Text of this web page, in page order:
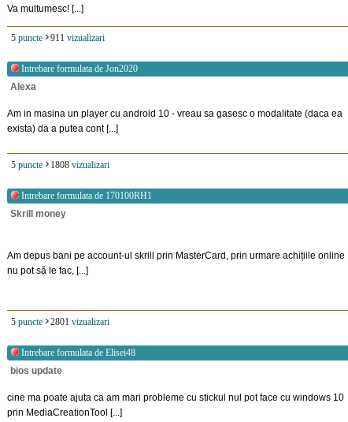
Va multumesc! [...]
5 puncte 911 vizualizari
Intrebare formulata de Jon2020
Alexa
Am in masina un player cu android 10 - vreau sa gasesc o modalitate (daca ea
exista) da a putea cont [...]
5 puncte 1808 vizualizari
Intrebare formulata de 170100RH1
Skrill money
Am depus bani pe account-ul skrill prin MasterCard, prin urmare achițiile online
nu pot să le fac, [...]
5 puncte 2801 vizualizari
Intrebare formulata de Elisei48
bios update
cine ma poate ajuta ca am mari probleme cu stickul nul pot face cu windows 10
prin MediaCreationTool [...]